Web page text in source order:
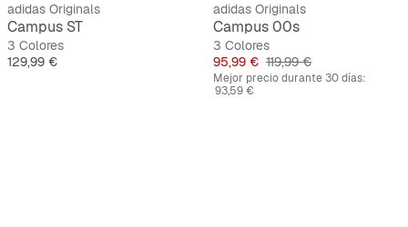
adidas Originals
Campus ST
3 Colores
Precio
129,99 €
adidas Originals
Campus 00s
3 Colores
Precio
95,99 € Precio original
119,99 €
Mejor precio durante 30 días:
93,59 €